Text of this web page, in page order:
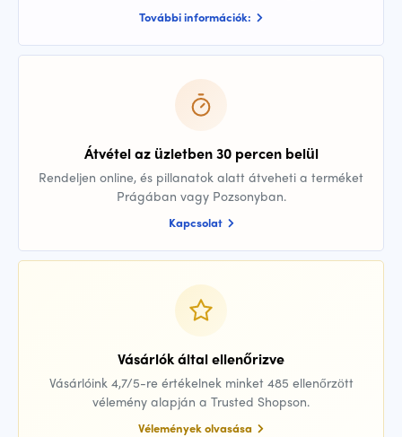
További információk:
Átvétel az üzletben 30 percen belül
Rendeljen online, és pillanatok alatt átveheti a terméket
Prágában vagy Pozsonyban.
Kapcsolat
Vásárlók által ellenőrizve
Vásárlóink 4,7/5-re értékelnek minket 485 ellenőrzött
vélemény alapján a Trusted Shopson.
Vélemények olvasása